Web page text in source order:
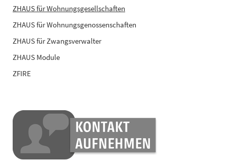
ZHAUS für Wohnungsgesellschaften
ZHAUS für Wohnungsgenossenschaften
ZHAUS für Zwangsverwalter
ZHAUS Module
ZFIRE